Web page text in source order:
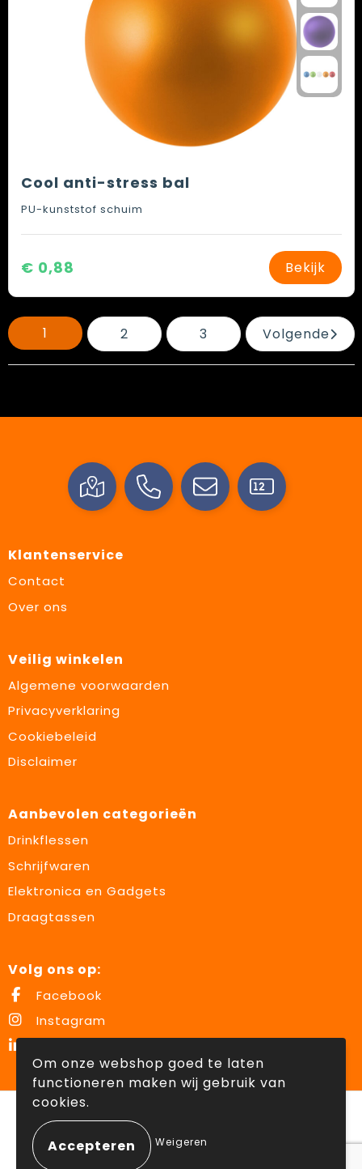
Cool anti-stress bal
PU-kunststof schuim
€ 0,88 Bekijk
1 2 3 Volgende
Klantenservice
Contact
Over ons
Veilig winkelen
Algemene voorwaarden
Privacyverklaring
Cookiebeleid
Disclaimer
Aanbevolen categorieën
Drinkflessen
Schrijfwaren
Elektronica en Gadgets
Draagtassen
Volg ons op:
Facebook
Instagram
© Copyright Lowette Gifts 2026
Om onze webshop goed te laten
functioneren maken wij gebruik van
cookies.
Weigeren